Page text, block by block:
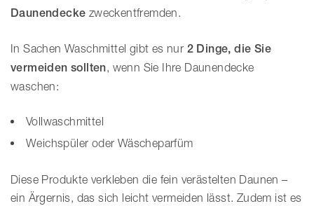
Daunendecke zweckentfremden.
In Sachen Waschmittel gibt es nur 2 Dinge, die Sie
vermeiden sollten, wenn Sie Ihre Daunendecke
waschen:
Vollwaschmittel
Weichspüler oder Wäscheparfüm
Diese Produkte verkleben die fein verästelten Daunen –
ein Ärgernis, das sich leicht vermeiden lässt. Zudem ist es